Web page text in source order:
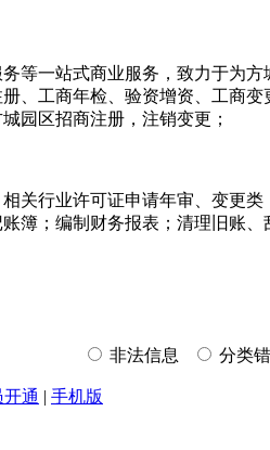
等一站式商业服务，致力于为方
、工商年检、验资增资、工商
园区招商注册，注销变更；
关行业许可证申请年审、变更
簿；编制财务报表；清理旧账
非法信息 分类
通 | 手机版